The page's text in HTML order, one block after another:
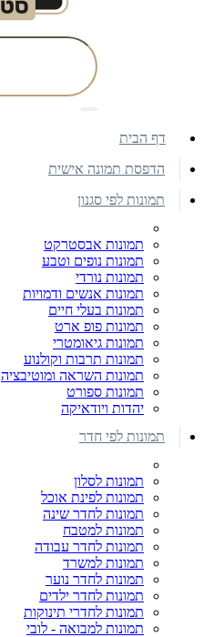
דף הבית
הדפסת תמונה אישית
תמונות לפי סגנון
תמונות אבסטרקט
תמונות נופים וטבע
תמונות נורדי
תמונות אנשים ודמויות
תמונות בעלי חיים
תמונות פופ ארט
תמונות גיאומטרי
תמונות תרבות וקולנוע
תמונות השראה ומוטיבציה
תמונות ספורט
יהדות ויודאיקה
תמונות לפי חדר
תמונות לסלון
תמונות לפינת אוכל
תמונות לחדר שינה
תמונות למטבח
תמונות לחדר עבודה
תמונות למשרד
תמונות לחדר נוער
תמונות לחדר ילדים
תמונות לחדרי תינוקות
תמונות למבואה - לובי